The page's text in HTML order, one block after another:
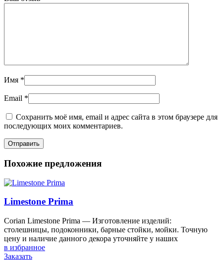
Имя *
Email *
Сохранить моё имя, email и адрес сайта в этом браузере для
последующих моих комментариев.
Похожие предложения
Limestone Prima
Corian Limestone Prima — Изготовление изделий:
столешницы, подоконники, барные стойки, мойки. Точную
цену и наличие данного декора уточняйте у наших
в избранное
Заказать